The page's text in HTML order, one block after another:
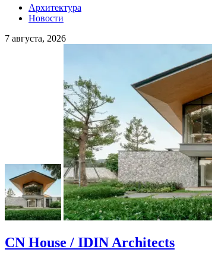
Архитектура
Новости
7 августа, 2026
CN House / IDIN Architects